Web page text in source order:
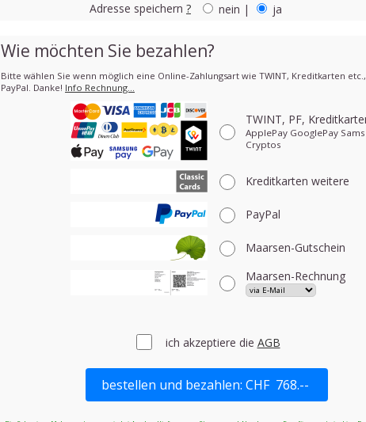
Adresse speichern ? nein | ja
Wie möchten Sie bezahlen?
Bitte wählen Sie wenn möglich eine Online-Zahlungsart wie TWINT, Kreditkarten
PayPal. Danke! Info Rechnung…
TWINT, PF,
ApplePay GooglePay
Cryptos
Kreditkarten weitere
PayPal
Maarsen-Gutschein
Maarsen-Rechnung
ich akzeptiere die AGB